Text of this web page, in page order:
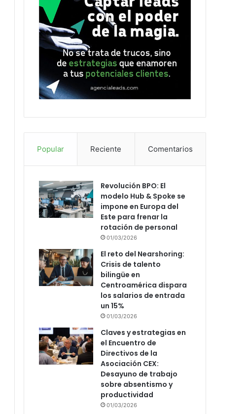
Popular Reciente Comentarios
Revolución BPO: El
modelo Hub & Spoke se
impone en Europa del
Este para frenar la
rotación de personal
01/03/2026
El reto del Nearshoring:
Crisis de talento
bilingüe en
Centroamérica dispara
los salarios de entrada
un 15%
01/03/2026
Claves y estrategias en
el Encuentro de
Directivos de la
Asociación CEX:
Desayuno de trabajo
sobre absentismo y
productividad
01/03/2026